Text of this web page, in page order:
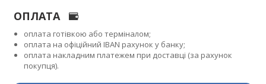
ОПЛАТА
оплата готівкою або терміналом;
оплата на офіційний IBAN рахунок у банку;
оплата накладним платежем при доставці (за рахунок
покупця).